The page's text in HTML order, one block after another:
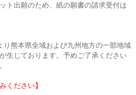
ト出願のため、紙の願書の請求受付は
り熊本県全域および九州地方の一部地域
生じております。予めご了承ください
ください】